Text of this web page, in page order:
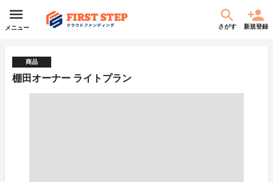
メニュー さがす 新規登録
商品
棚田オーナー ライトプラン